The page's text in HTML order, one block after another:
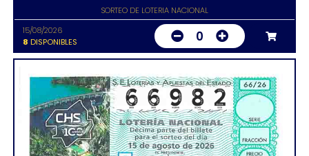
SORTEO DE LOTERIA NACIONAL
15/08/2026
8 DISPONIBLES 0